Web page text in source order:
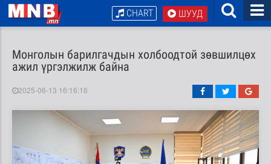
ШУУД
CHART
Монголын барилгачдын холбоодтой зөвшилцөх
ажил үргэлжилж байна
2025-06-13 16:16:16